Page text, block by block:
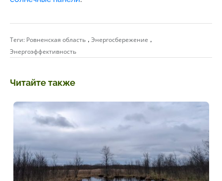
Теги: Ровненская область , Энергосбережение ,
Энергоэффективность
Читайте также